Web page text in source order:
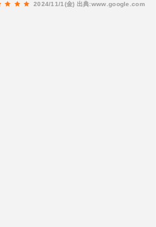
2024/11/1(金) 出典:www.google.com